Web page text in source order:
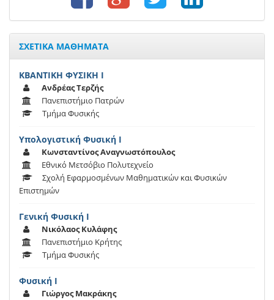
ΣΧΕΤΙΚΑ ΜΑΘΗΜΑΤΑ
ΚΒΑΝΤΙΚΗ ΦΥΣΙΚΗ Ι
Ανδρέας Τερζής
Πανεπιστήμιο Πατρών
Τμήμα Φυσικής
Υπολογιστική Φυσική Ι
Κωνσταντίνος Αναγνωστόπουλος
Εθνικό Μετσόβιο Πολυτεχνείο
Σχολή Εφαρμοσμένων Μαθηματικών και Φυσικών
Επιστημών
Γενική Φυσική Ι
Νικόλαος Κυλάφης
Πανεπιστήμιο Κρήτης
Τμήμα Φυσικής
Φυσική Ι
Γιώργος Μακράκης